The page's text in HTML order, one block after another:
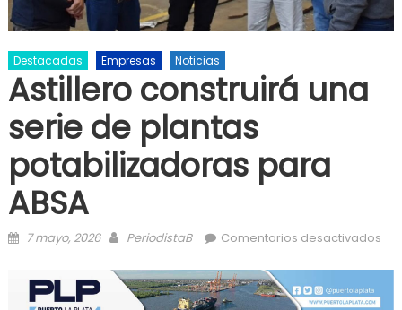
Destacadas Empresas Noticias
Astillero construirá una
serie de plantas
potabilizadoras para
ABSA
Posted on
7 mayo, 2026 Author
PeriodistaB Comentarios desactivados